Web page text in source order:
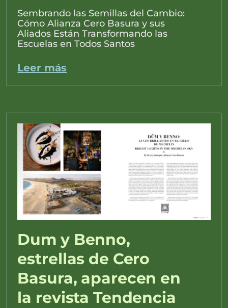
Sembrando las Semillas del Cambio:
Cómo Alianza Cero Basura y sus
Aliados Están Transformando las
Escuelas en Todos Santos
Leer más
Dum y Benno,
estrellas de Cero
Basura, aparecen en
la revista Tendencia